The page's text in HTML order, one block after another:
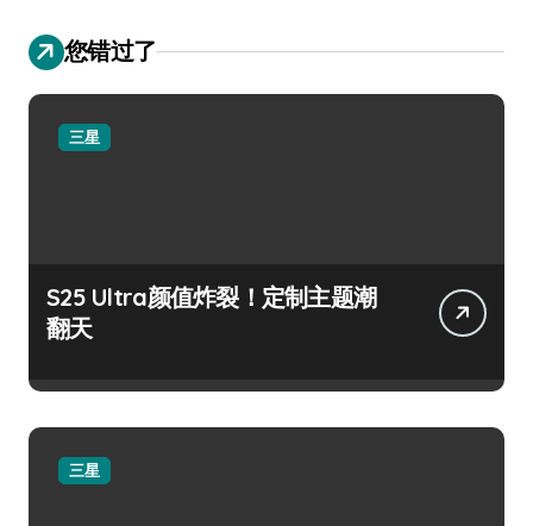
您错过了
三星
S25 Ultra颜值炸裂！定制主题潮
翻天
三星